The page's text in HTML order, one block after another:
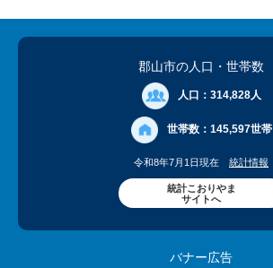
郡山市の人口 ・世帯数
人口： 314,828人
世帯数： 145,597世帯
令和8年7月1日現在 統計情報
統計こおりやま
サイトへ
バナー広告